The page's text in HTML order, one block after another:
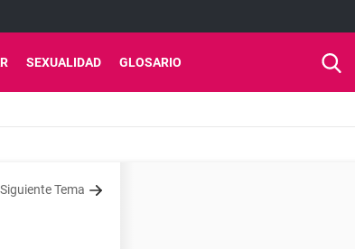
SEXUALIDAD GLOSARIO
Siguiente Tema